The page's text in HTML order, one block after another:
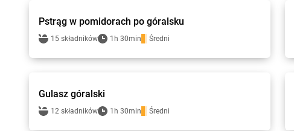
Pstrąg w pomidorach po góralsku
15 składników 1h 30min Średni
Gotuję z Lewiatanem
Gulasz góralski
12 składników 1h 30min Średni